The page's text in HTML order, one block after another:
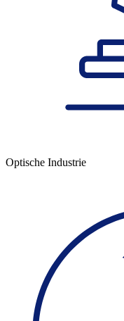
Optische Industrie